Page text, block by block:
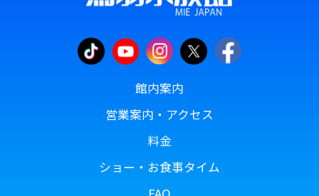
館内案内
営業案内・アクセス
料金
ショー・お食事タイム